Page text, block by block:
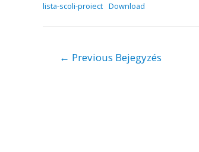
lista-scoli-proiect Download
Bejegyzés
← Previous Bejegyzés